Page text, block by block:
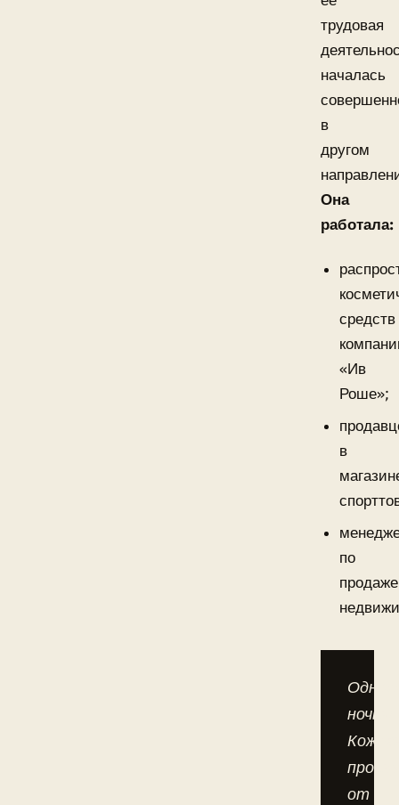
трудовая
началась
в
другом
Она
работала:
средств
«Ив
Роше»;
в
по
продаже
ночью
от